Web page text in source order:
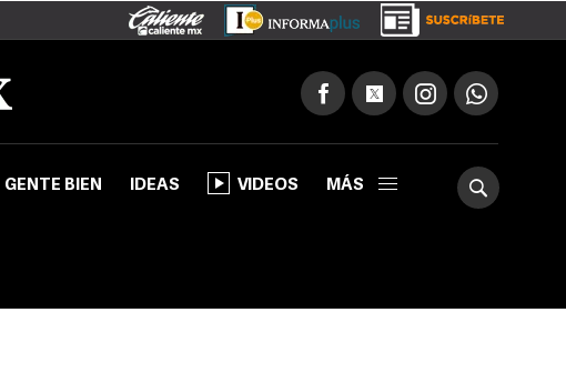
GENTE BIEN IDEAS VIDEOS MÁS